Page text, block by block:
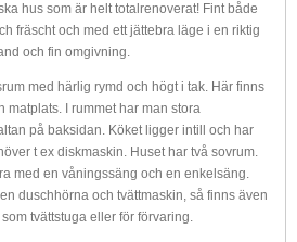
hus som är helt totalrenoverat! Fint både
fräscht och med ett jättebra läge i en riktig
och fin omgivning.
med härlig rymd och högt i tak. Här finns
matplats. I rummet har man stora
på baksidan. Köket ligger intill och har
t ex diskmaskin. Huset har två sovrum.
med en våningssäng och en enkelsäng.
duschhörna och tvättmaskin, så finns även
tvättstuga eller för förvaring.